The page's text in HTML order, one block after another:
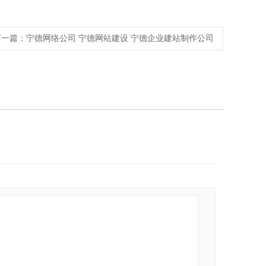
篇： 宁德网络公司 宁德网站建设 宁德企业建站制作公司